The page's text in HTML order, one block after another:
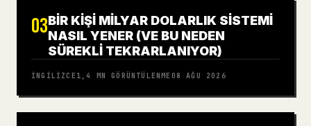
03BİR KİŞİ MİLYAR DOLARLIK SİSTEMİ
NASIL YENER (VE BU NEDEN
SÜREKLİ TEKRARLANIYOR)
İNGILIZCE 1,4 MN GÖRÜNTÜLENME 08 AĞU 2026